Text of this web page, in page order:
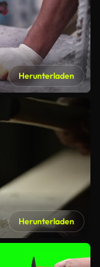
Herunterladen
Herunterladen